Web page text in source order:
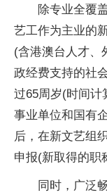
除专业全覆
艺工作为主业的
(含港澳台人才、
政经费支持的社
过65周岁(时间计
事业单位和国有
后，在新文艺组
申报(新取得的职
同时，广泛